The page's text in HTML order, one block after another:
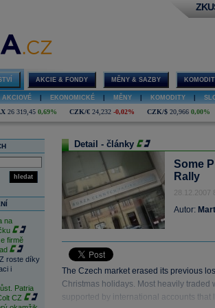
AKCIE & FONDY MĚNY & SAZBY
AKCIOVÉ EKONOMICKÉ MĚNY KOMODITY
26 319,45 0,69% CZK/€ 24,232 -0,02% CZK/$ 20,966 0,00%
hledat
na
firmě
roste díky
i
Patria
CZ
Detail - články
Some
Rally
28.12.2007
Autor:
The Czech market erased its previous
Christmas holidays. Most heavily traded
supported by international accounts that